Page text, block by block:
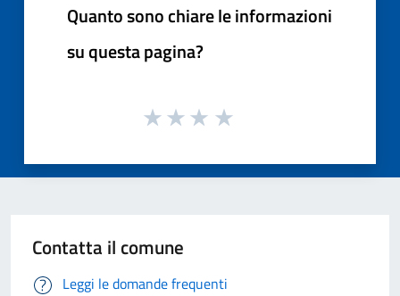
Quanto sono chiare le informazioni
su questa pagina?
Contatta il comune
Leggi le domande frequenti